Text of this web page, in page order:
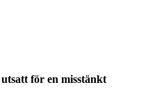
för en misstänkt